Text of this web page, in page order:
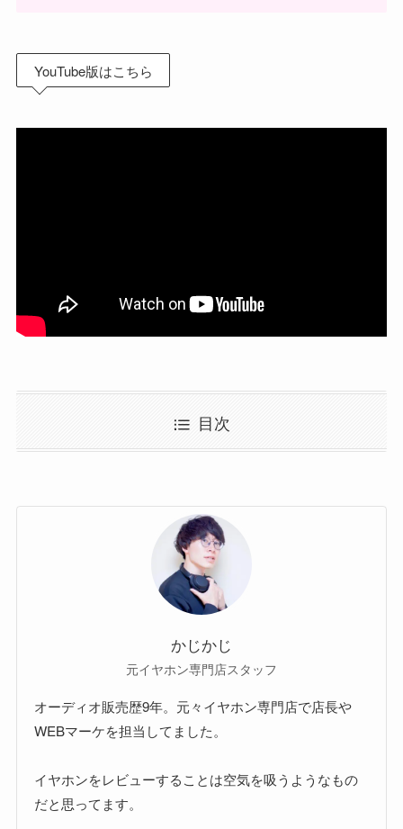
YouTube版はこちら
目次
かじかじ
元イヤホン専門店スタッフ
オーディオ販売歴9年。元々イヤホン専門店で店長や
WEBマーケを担当してました。
イヤホンをレビューすることは空気を吸うようなもの
だと思ってます。